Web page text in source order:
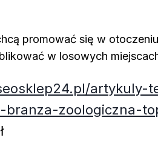
promować się w
w losowych
artykuly-
zoologiczna-